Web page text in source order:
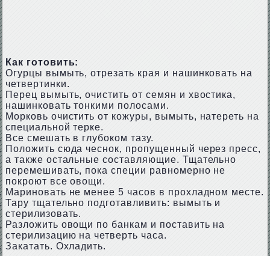
Как готовить:
Огурцы вымыть, отрезать края и нашинковать на
четвертинки.
Перец вымыть, очистить от семян и хвостика,
нашинковать тонкими полосами.
Морковь очистить от кожуры, вымыть, натереть на
специальной терке.
Все смешать в глубоком тазу.
Положить сюда чеснок, пропущенный через пресс,
а также остальные составляющие. Тщательно
перемешивать, пока специи равномерно не
покроют все овощи.
Мариновать не менее 5 часов в прохладном месте.
Тару тщательно подготавливить: вымыть и
стерилизовать.
Разложить овощи по банкам и поставить на
стерилизацию на четверть часа.
Закатать. Охладить.